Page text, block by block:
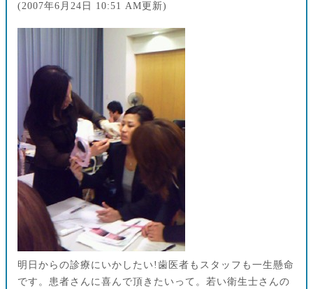
(2007年6月24日 10:51 AM更新)
明日からの診療にいかしたい!歯医者もスタッフも一生懸命
です。患者さんに喜んで頂きたいって。若い衛生士さんの